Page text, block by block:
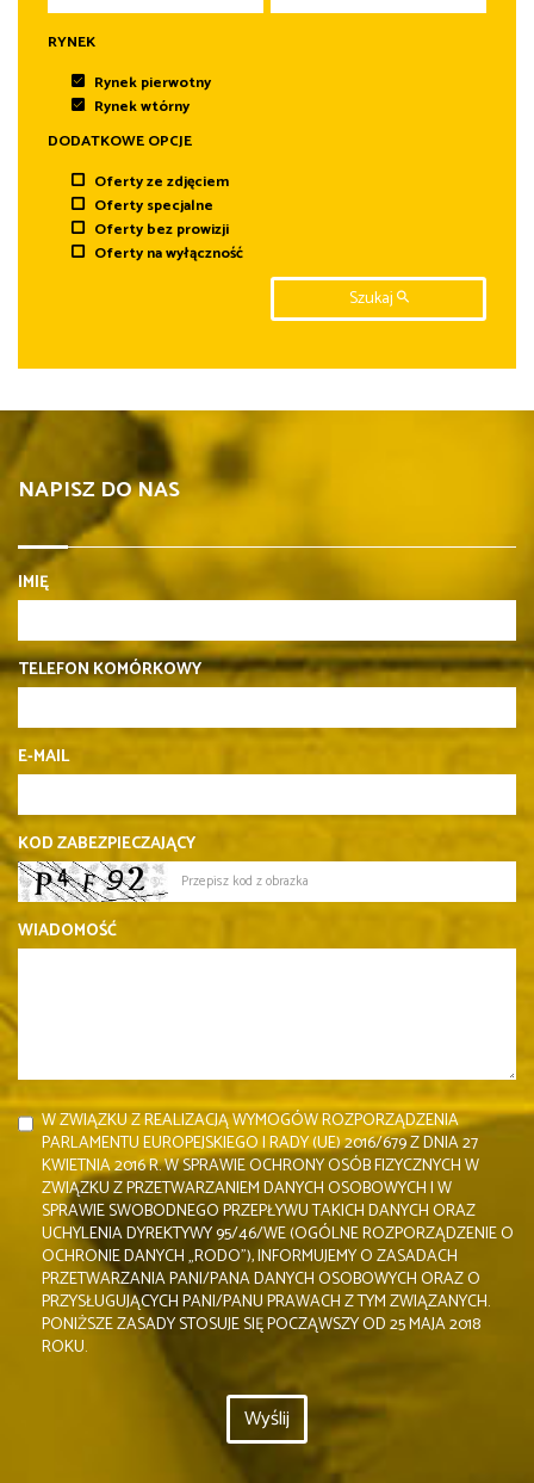
RYNEK
Rynek pierwotny
Rynek wtórny
DODATKOWE OPCJE
Oferty ze zdjęciem
Oferty specjalne
Oferty bez prowizji
Oferty na wyłączność
Szukaj
NAPISZ DO NAS
IMIĘ
TELEFON KOMÓRKOWY
E-MAIL
KOD ZABEZPIECZAJĄCY
WIADOMOŚĆ
W ZWIĄZKU Z REALIZACJĄ WYMOGÓW ROZPORZĄDZENIA
PARLAMENTU EUROPEJSKIEGO I RADY (UE) 2016/679 Z DNIA 27
KWIETNIA 2016 R. W SPRAWIE OCHRONY OSÓB FIZYCZNYCH W
ZWIĄZKU Z PRZETWARZANIEM DANYCH OSOBOWYCH I W
SPRAWIE SWOBODNEGO PRZEPŁYWU TAKICH DANYCH ORAZ
UCHYLENIA DYREKTYWY 95/46/WE (OGÓLNE ROZPORZĄDZENIE O
OCHRONIE DANYCH „RODO”), INFORMUJEMY O ZASADACH
PRZETWARZANIA PANI/PANA DANYCH OSOBOWYCH ORAZ O
PRZYSŁUGUJĄCYCH PANI/PANU PRAWACH Z TYM ZWIĄZANYCH.
PONIŻSZE ZASADY STOSUJE SIĘ POCZĄWSZY OD 25 MAJA 2018
ROKU.